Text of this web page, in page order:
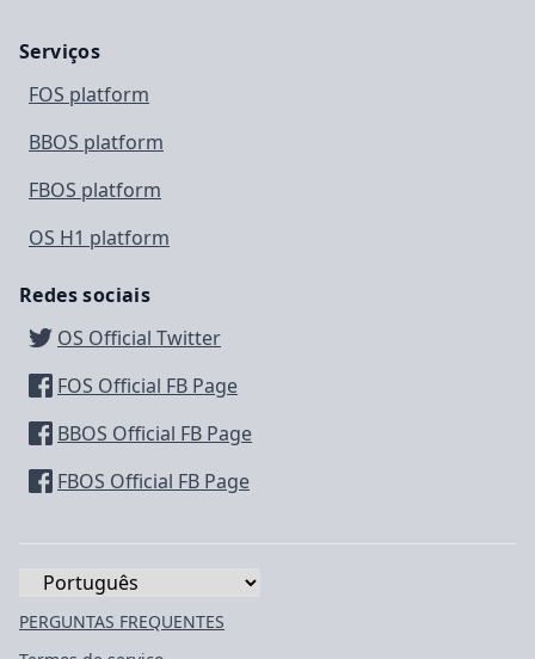
Serviços
FOS platform
BBOS platform
FBOS platform
OS H1 platform
Redes sociais
OS Official Twitter
FOS Official FB Page
BBOS Official FB Page
FBOS Official FB Page
PERGUNTAS FREQUENTES